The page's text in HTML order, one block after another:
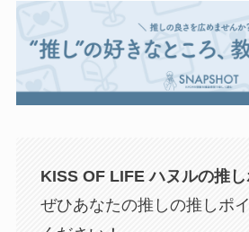
KISS OF LIFE ハヌルの推
ぜひあなたの推しの推しポ